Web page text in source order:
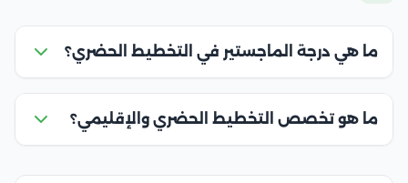
ما هي درجة الماجستير في التخطيط الحضري؟
ما هو تخصص التخطيط الحضري والإقليمي؟